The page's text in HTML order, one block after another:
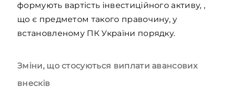
формують вартість інвестиційного активу, ,
що є предметом такого правочину, у
встановленому ПК України порядку.
Зміни, що стосуються виплати авансових
внесків